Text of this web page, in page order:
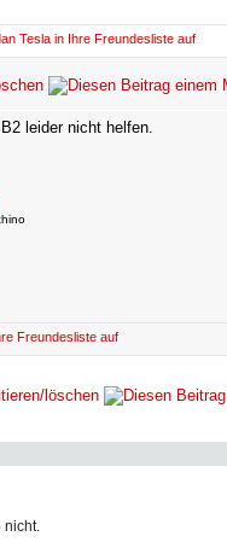
leider nicht helfen.